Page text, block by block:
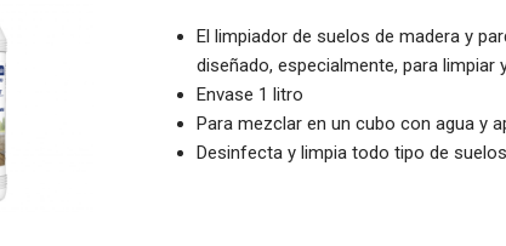
El limpiador de suelos de madera y
diseñado, especialmente, para
Envase 1 litro
Para mezclar en un cubo con agua y
Desinfecta y limpia todo tipo de